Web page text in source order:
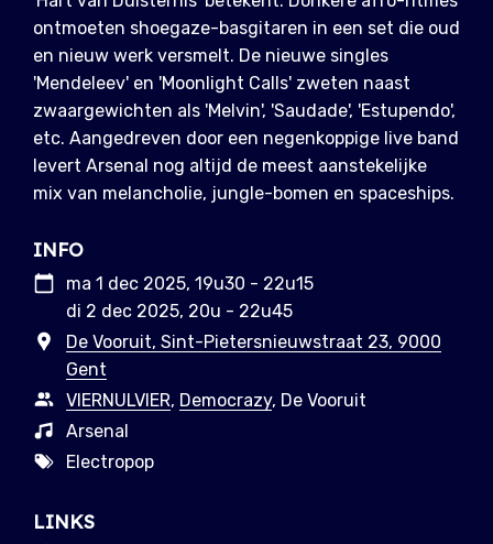
ontmoeten shoegaze-basgitaren in een set die oud
en nieuw werk versmelt. De nieuwe singles
'Mendeleev' en 'Moonlight Calls' zweten naast
zwaargewichten als 'Melvin', 'Saudade', 'Estupendo',
etc. Aangedreven door een negenkoppige live band
levert Arsenal nog altijd de meest aanstekelijke
mix van melancholie, jungle-bomen en spaceships.
INFO
ma 1 dec 2025, 19u30 - 22u15
di 2 dec 2025, 20u - 22u45
De Vooruit, Sint-Pietersnieuwstraat 23, 9000
Gent
VIERNULVIER, Democrazy, De Vooruit
Arsenal
Electropop
LINKS